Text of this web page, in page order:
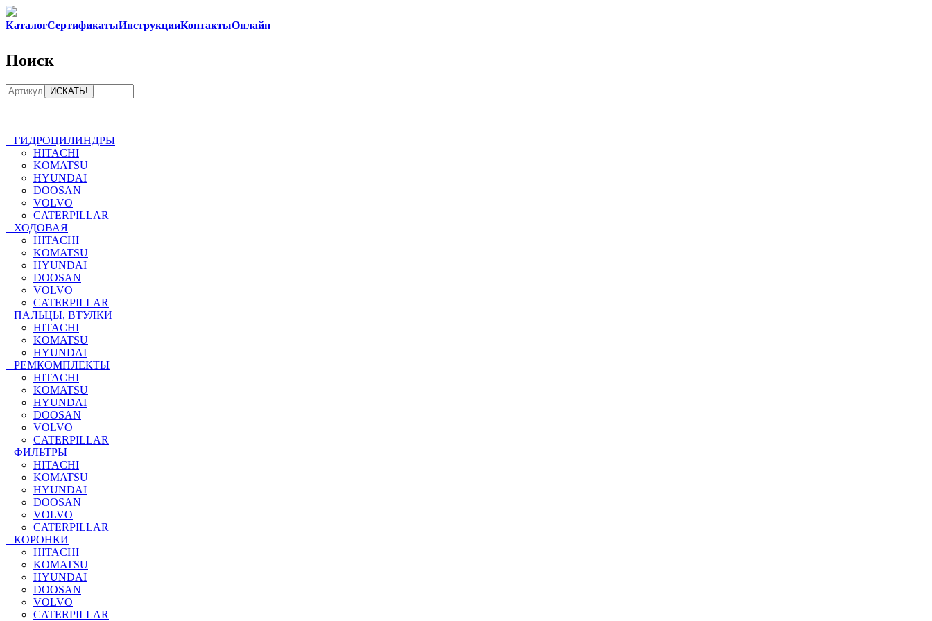
КаталогСертификатыИнструкцииКонтактыОнлайн
Поиск
ГИДРОЦИЛИНДРЫ
HITACHI
KOMATSU
HYUNDAI
DOOSAN
VOLVO
CATERPILLAR
ХОДОВАЯ
HITACHI
KOMATSU
HYUNDAI
DOOSAN
VOLVO
CATERPILLAR
ПАЛЬЦЫ, ВТУЛКИ
HITACHI
KOMATSU
HYUNDAI
РЕМКОМПЛЕКТЫ
HITACHI
KOMATSU
HYUNDAI
DOOSAN
VOLVO
CATERPILLAR
ФИЛЬТРЫ
HITACHI
KOMATSU
HYUNDAI
DOOSAN
VOLVO
CATERPILLAR
КОРОНКИ
HITACHI
KOMATSU
HYUNDAI
DOOSAN
VOLVO
CATERPILLAR